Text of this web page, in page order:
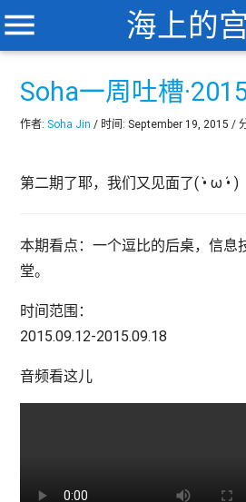
海上的
menu
Soha一周吐槽
作者:Soha Jin / 时间: September 19, 2015 /
第二期了耶，我们又见面了( •̀ ω •́ )
本期看点：一个逗比的后桌，信息
堂。
时间范围：
2015.09.12-2015.09.18
音频看这儿